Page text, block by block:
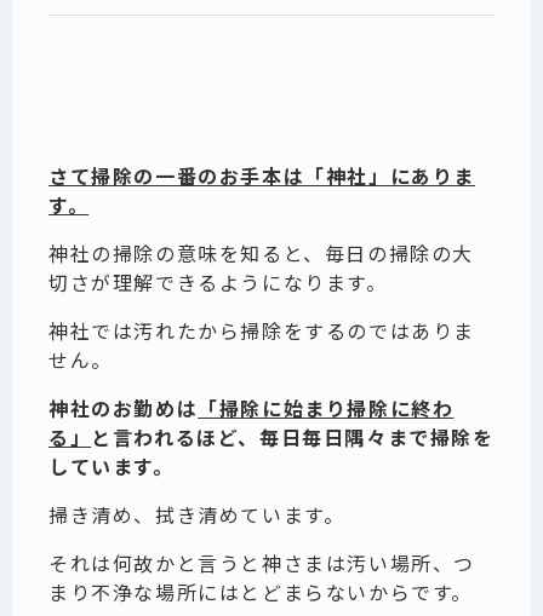
さて掃除の一番のお手本は「神社」にありま
す。
神社の掃除の意味を知ると、毎日の掃除の大
切さが理解できるようになります。
神社では汚れたから掃除をするのではありま
せん。
神社のお勤めは 「掃除に始まり掃除に終わ
る」 と言われるほど、毎日毎日隅々まで掃除を
しています。
掃き清め、拭き清めています。
それは何故かと言うと神さまは汚い場所、つ
まり不浄な場所にはとどまらないからです。